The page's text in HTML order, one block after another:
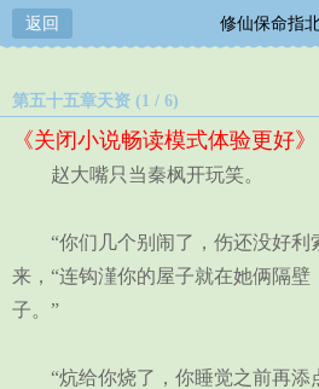
返回 修仙保命指
第五十五章天资 (1 / 6)
《关闭小说畅读模式体验更好》
赵大嘴只当秦枫开玩笑。
“你们几个别闹了，伤还没好利
来，“连钩漌你的屋子就在她俩隔壁
子。”
“炕给你烧了，你睡觉之前再添